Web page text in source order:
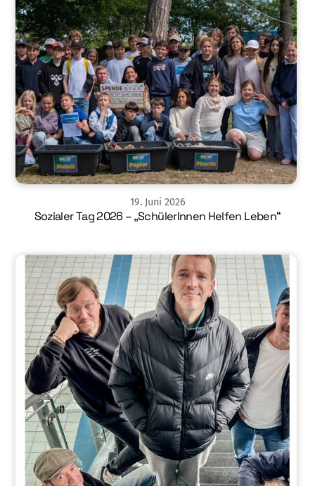
19. Juni 2026
Sozialer Tag 2026 – „SchülerInnen Helfen Leben“